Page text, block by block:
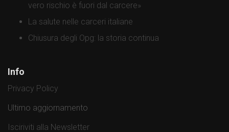
vero rischio è fuori dal carcere»
La salute nelle carceri italiane
Chiusura degli Opg: la storia continua
Info
Privacy Policy
Ultimo aggiornamento
Isciriviti alla Newsletter